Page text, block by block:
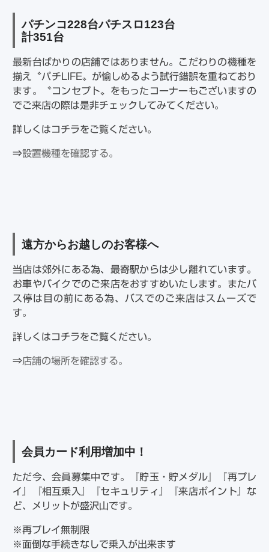
パチンコ228台パチスロ123台
計351台
最新台ばかりの店舗ではありません。こだわりの機種を
揃え〝パチLIFE〟が愉しめるよう試行錯誤を重ねており
ます。〝コンセプト〟をもったコーナーもございますの
でご来店の際は是非チェックしてみてください。
詳しくはコチラをご覧ください。
⇒設置機種を確認する。
遠方からお越しのお客様へ
当店は郊外にある為、最寄駅からは少し離れています。
お車やバイクでのご来店をおすすめいたします。またバ
ス停は目の前にある為、バスでのご来店はスムーズで
す。
詳しくはコチラをご覧ください。
⇒店舗の場所を確認する。
会員カード利用増加中！
ただ今、会員募集中です。『貯玉・貯メダル』『再プレ
イ』『相互乗入』『セキュリティ』『来店ポイント』な
ど、メリットが盛沢山です。
※再プレイ無制限
※面倒な手続きなしで乗入が出来ます